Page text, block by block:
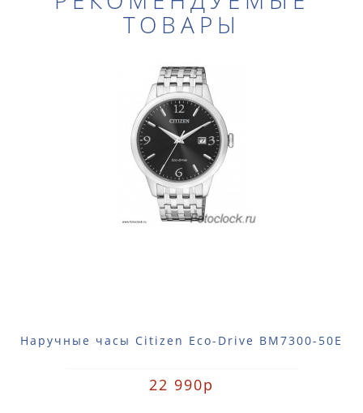
ТОВАРЫ
Наручные часы Citizen Eco-Drive BM7300-50E
22 990р